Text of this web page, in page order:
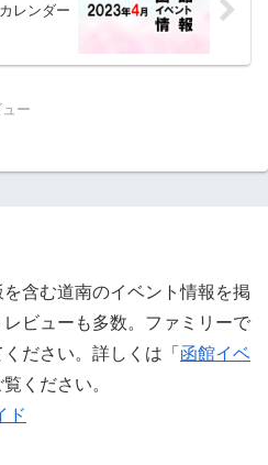
レンダー
ー
含む道南のイベント情報を掲
ビューも多数。ファミリーで
ださい。詳しくは「 函館イベ
覧ください。
ド